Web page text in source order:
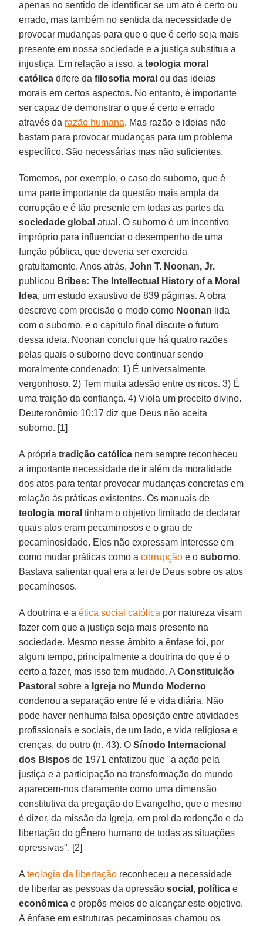
apenas no sentido de identificar se um ato é certo ou
errado, mas também no sentida da necessidade de
provocar mudanças para que o que é certo seja mais
presente em nossa sociedade e a justiça substitua a
injustiça. Em relação a isso, ateologia moral
católica difere dafilosofia moral ou das ideias
morais em certos aspectos. No entanto, é importante
ser capaz de demonstrar o que é certo e errado
através da razão humana. Mas razão e ideias não
bastam para provocar mudanças para um problema
específico. São necessárias mas não suficientes.
Tomemos, por exemplo, o caso do suborno, que é
uma parte importante da questão mais ampla da
corrupção e é tão presente em todas as partes da
sociedade global atual. O suborno é um incentivo
impróprio para influenciar o desempenho de uma
função pública, que deveria ser exercida
gratuitamente. Anos atrás,John T. Noonan, Jr.
publicou Bribes: The Intellectual History of a Moral
Idea, um estudo exaustivo de 839 páginas. A obra
descreve com precisão o modo como Noonan lida
com o suborno, e o capítulo final discute o futuro
dessa ideia. Noonan conclui que há quatro razões
pelas quais o suborno deve continuar sendo
moralmente condenado: 1) É universalmente
vergonhoso. 2) Tem muita adesão entre os ricos. 3) É
uma traição da confiança. 4) Viola um preceito divino.
Deuteronômio 10:17 diz que Deus não aceita
suborno. [1]
A própriatradição católica nem sempre reconheceu
a importante necessidade de ir além da moralidade
dos atos para tentar provocar mudanças concretas em
relação às práticas existentes. Os manuais de
teologia moral tinham o objetivo limitado de declarar
quais atos eram pecaminosos e o grau de
pecaminosidade. Eles não expressam interesse em
como mudar práticas como acorrupção e osuborno.
Bastava salientar qual era a lei de Deus sobre os atos
pecaminosos.
A doutrina e aética social católica por natureza visam
fazer com que a justiça seja mais presente na
sociedade. Mesmo nesse âmbito a ênfase foi, por
algum tempo, principalmente a doutrina do que é o
certo a fazer, mas isso tem mudado. AConstituição
Pastoral sobre a Igreja no Mundo Moderno
condenou a separação entre fé e vida diária. Não
pode haver nenhuma falsa oposição entre atividades
profissionais e sociais, de um lado, e vida religiosa e
crenças, do outro (n. 43). OSínodo Internacional
dos Bispos de 1971 enfatizou que "a ação pela
justiça e a participação na transformação do mundo
aparecem-nos claramente como uma dimensão
constitutiva da pregação do Evangelho, que o mesmo
é dizer, da missão da Igreja, em prol da redenção e da
libertação do gÊnero humano de todas as situações
opressivas". [2]
Ateologia da libertação reconheceu a necessidade
de libertar as pessoas da opressãosocial , política e
econômica e propôs meios de alcançar este objetivo.
A ênfase em estruturas pecaminosas chamou os